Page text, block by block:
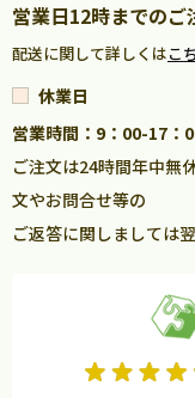
営業日12時までのご
配送に関して詳しくはこ
休業日
営業時間：9：00-17：
ご注文は24時間年中無
文やお問合せ等の
ご返答に関しましては